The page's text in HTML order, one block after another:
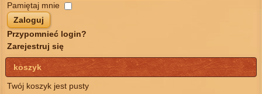
Pamiętaj mnie
Zaloguj
Przypomnieć login?
Zarejestruj się
koszyk
Twój koszyk jest pusty